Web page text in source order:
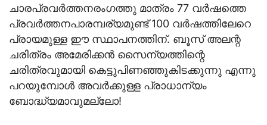
ചാരപ്രവര്‍ത്തനരംഗത്തു മാത്രം 77 വര്‍ഷത്തെ
പ്രവര്‍ത്തനപാരമ്പര്യമുണ്ട് 100 വര്‍ഷത്തിലേറെ
പ്രായമുള്ള ഈ സ്ഥാപനത്തിന്. ബൂസ് അലന്റ
ചരിത്രം അമേരിക്കന്‍ സൈന്യത്തിന്റെ
ചരിത്രവുമായി കെട്ടുപിണഞ്ഞുകിടക്കുന്നു എന്നു
പറയുമ്പോള്‍ അവര്‍ക്കുള്ള പ്രാധാന്യം
ബോദ്ധ്യമാവുമല്ലോ!